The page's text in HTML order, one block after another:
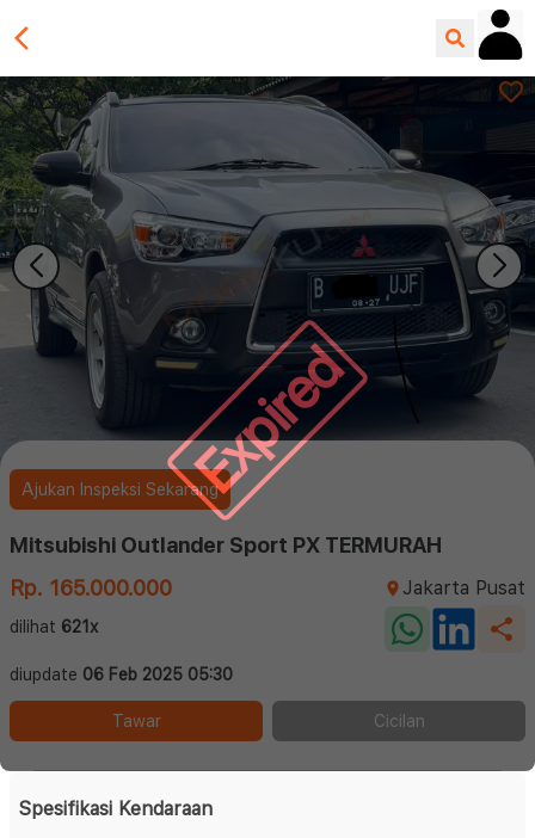
Expired
Ajukan Inspeksi Sekarang
Mitsubishi Outlander Sport PX TERMURAH
Rp. 165.000.000
Jakarta Pusat
dilihat 621x
diupdate 06 Feb 2025 05:30
Tawar Cicilan
Spesifikasi Kendaraan